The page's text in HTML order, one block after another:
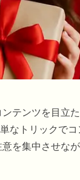
テンツを目立
トリックで
を集中させな